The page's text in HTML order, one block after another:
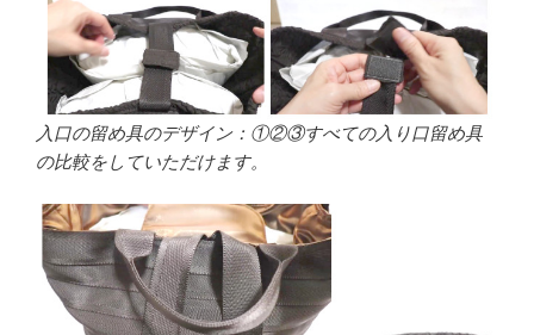
入口の留め具のデザイン：①②③すべての入り口留め具
の比較をしていただけます。